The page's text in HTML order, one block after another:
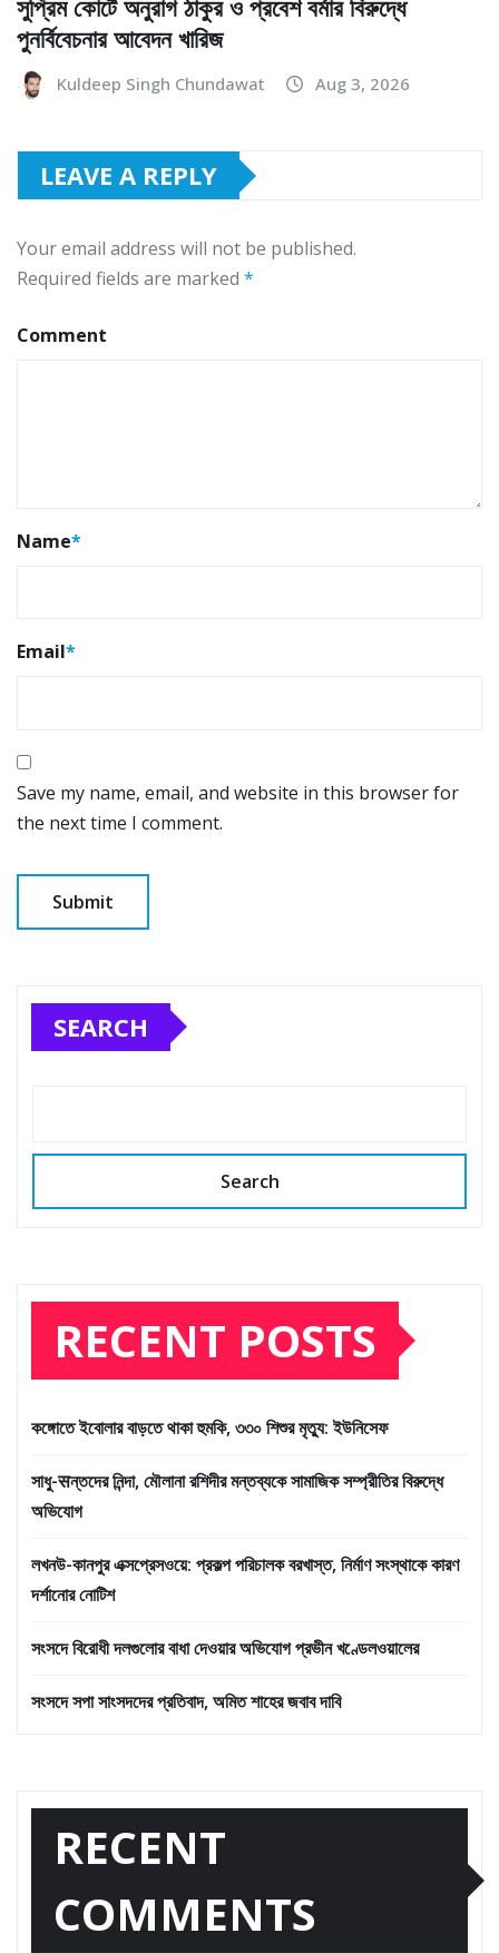
সুপ্রিম কোর্টে অনুরাগ ঠাকুর ও প্রবেশ বর্মার বিরুদ্ধে
পুনর্বিবেচনার আবেদন খারিজ
Kuldeep Singh Chundawat Aug 3, 2026
LEAVE A REPLY
Your email address will not be published.
Required fields are marked *
Comment
Name*
Email*
Save my name, email, and website in this browser for
the next time I comment.
SEARCH
Search
RECENT POSTS
কঙ্গোতে ইবোলার বাড়তে থাকা হুমকি, ৩৩০ শিশুর মৃত্যু: ইউনিসেফ
সাধু-सন্তদের নিন্দা, মৌলানা রশিদীর মন্তব্যকে সামাজিক সম্প্রীতির বিরুদ্ধে
অভিযোগ
লখনউ-কানপুর এক্সপ্রেসওয়ে: প্রকল্প পরিচালক বরখাস্ত, নির্মাণ সংস্থাকে কারণ
দর্শানোর নোটিশ
সংসদে বিরোধী দলগুলোর বাধা দেওয়ার অভিযোগ প্রভীন খণ্ডেলওয়ালের
সংসদে সপা সাংসদদের প্রতিবাদ, অমিত শাহের জবাব দাবি
RECENT
COMMENTS